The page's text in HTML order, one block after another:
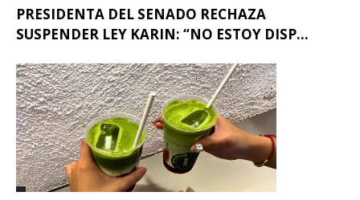
PRESIDENTA DEL SENADO RECHAZA
SUSPENDER LEY KARIN: “NO ESTOY DISP...